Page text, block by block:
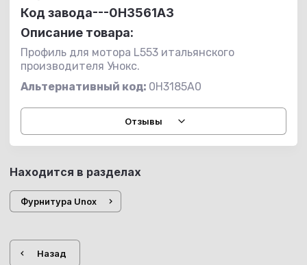
Код завода---0H3561A3
Описание товара:
Профиль для мотора L553 итальянского
производителя Унокс.
Альтернативный код: 0H3185A0
Отзывы
Находится в разделах
Фурнитура Unox
Назад